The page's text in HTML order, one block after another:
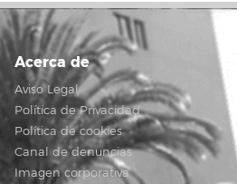
Acerca de
Aviso Legal
Política de Privacidad
Política de cookies
Canal de denuncias
Imagen corporativa